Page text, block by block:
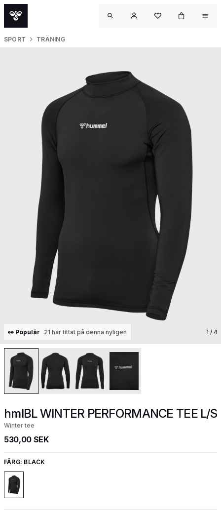
SPORT TRÄNING
👀 Populär 21 har tittat på denna nyligen 1 / 4
hmlBL WINTER PERFORMANCE TEE L/S
Winter tee
530,00 SEK
FÄRG: BLACK